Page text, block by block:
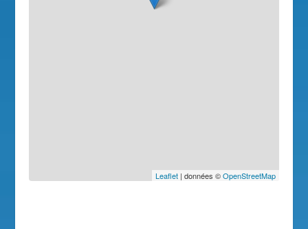
Leaflet| données ©OpenStreetMap